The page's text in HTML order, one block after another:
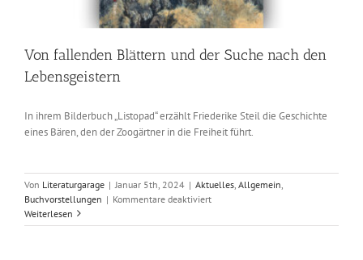
Von fallenden Blättern und der Suche nach den
Lebensgeistern
In ihrem Bilderbuch „Listopad“ erzählt Friederike Steil die Geschichte
eines Bären, den der Zoogärtner in die Freiheit führt.
Von Literaturgarage | Januar 5th, 2024 | Aktuelles Allgemein
Buchvorstellungen | Kommentare deaktiviertfür
fallenden
Weiterlesen